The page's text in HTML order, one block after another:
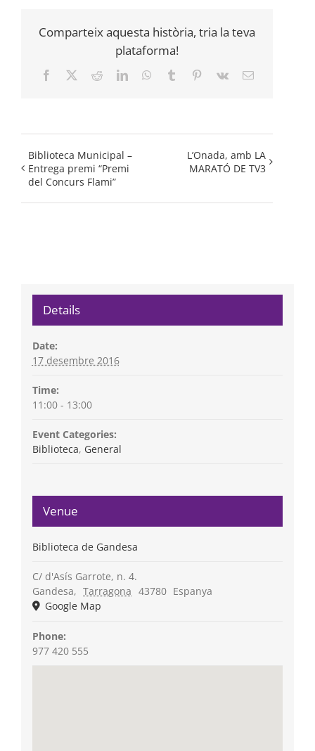
Comparteix aquesta història, tria la teva
plataforma!
Facebook RedditLinkedInWhatsApp
Tumblr Pinterest
Vk Email:
Biblioteca Municipal –
Entrega premi “Premi
del Concurs Flami”
L’Onada, amb LA
MARATÓ DE TV3
Details
Date:
17 desembre 2016
Time:
11:00 - 13:00
Event Categories:
Biblioteca, General
Venue
Biblioteca de Gandesa
C/ d'Asís Garrote, n. 4.
Gandesa, Tarragona 43780 Espanya
Google Map
Phone:
977 420 555